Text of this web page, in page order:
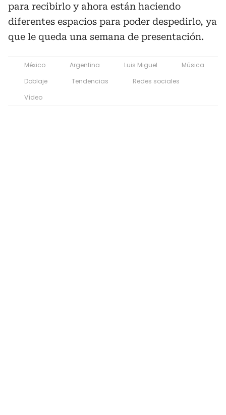
para recibirlo y ahora están haciendo
diferentes espacios para poder despedirlo, ya
que le queda una semana de presentación.
México Argentina Luis Miguel
Música
Doblaje
Tendencias
Redes sociales
Vídeo